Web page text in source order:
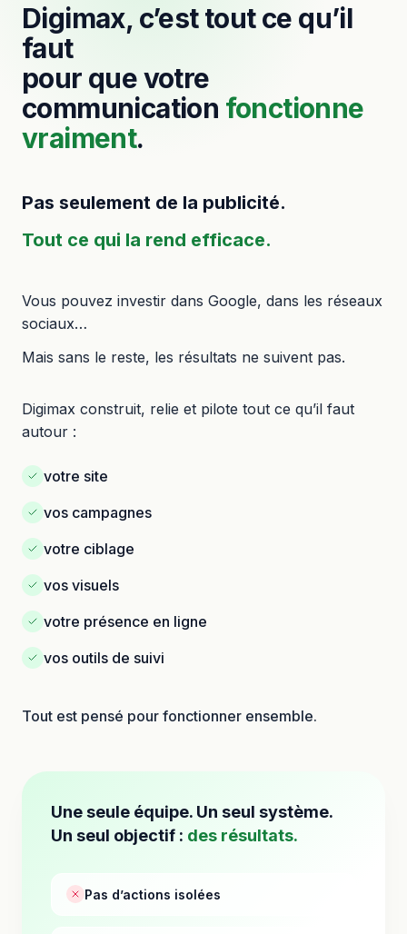
Digimax, c’est tout ce qu’il
faut
pour que votre
communication fonctionne
vraiment.
Pas seulement de la publicité.
Tout ce qui la rend efficace.
Vous pouvez investir dans Google, dans les réseaux
sociaux…
Mais sans le reste, les résultats ne suivent pas.
Digimax construit, relie et pilote tout ce qu’il faut
autour :
votre site
vos campagnes
votre ciblage
vos visuels
votre présence en ligne
vos outils de suivi
Tout est pensé pour fonctionner ensemble.
Une seule équipe. Un seul système.
Un seul objectif : des résultats.
Pas d’actions isolées